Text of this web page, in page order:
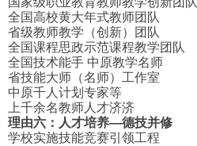
全国高校黄大年式教师团队
省级教师教学（创新）团队
全国课程思政示范课程教学团队
全国技术能手 中原教学名师
省技能大师（名师）工作室
中原千人计划专家等
上千余名教师人才济济
理由六：人才培养—德技并修
学校实施技能竞赛引领工程